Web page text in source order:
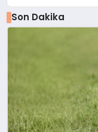
Son Dakika